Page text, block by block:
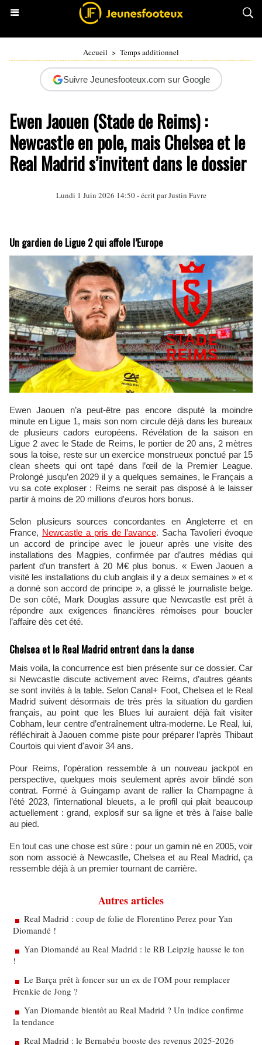
Accueil > Temps additionnel
Suivre Jeunesfooteux.com sur Google
Ewen Jaouen (Stade de Reims) :
Newcastle en pole, mais Chelsea et le
Real Madrid s’invitent dans le dossier
Lundi 1 Juin 2026 14:50 - écrit parJustin Favre
Un gardien de Ligue 2 qui affole l’Europe
Ewen Jaouen n’a peut-être pas encore disputé la moindre
minute en Ligue 1, mais son nom circule déjà dans les bureaux
de plusieurs cadors européens. Révélation de la saison en
Ligue 2 avec le Stade de Reims, le portier de 20 ans, 2 mètres
sous la toise, reste sur un exercice monstrueux ponctué par 15
clean sheets qui ont tapé dans l’œil de la Premier League.
Prolongé jusqu’en 2029 il y a quelques semaines, le Français a
vu sa cote exploser : Reims ne serait pas disposé à le laisser
partir à moins de 20 millions d'euros hors bonus.
Selon plusieurs sources concordantes en Angleterre et en
France, Newcastle a pris de l’avance. Sacha Tavolieri évoque
un accord de principe avec le joueur après une visite des
installations des Magpies, confirmée par d’autres médias qui
parlent d’un transfert à 20 M€ plus bonus. « Ewen Jaouen a
visité les installations du club anglais il y a deux semaines » et «
a donné son accord de principe », a glissé le journaliste belge.
De son côté, Mark Douglas assure que Newcastle est prêt à
répondre aux exigences financières rémoises pour boucler
l’affaire dès cet été.
Chelsea et le Real Madrid entrent dans la danse
Mais voila, la concurrence est bien présente sur ce dossier. Car
si Newcastle discute activement avec Reims, d’autres géants
se sont invités à la table. Selon Canal+ Foot, Chelsea et le Real
Madrid suivent désormais de très près la situation du gardien
français, au point que les Blues lui auraient déjà fait visiter
Cobham, leur centre d’entraînement ultra‑moderne. Le Real, lui,
réfléchirait à Jaouen comme piste pour préparer l’après Thibaut
Courtois qui vient d'avoir 34 ans.
Pour Reims, l’opération ressemble à un nouveau jackpot en
perspective, quelques mois seulement après avoir blindé son
contrat. Formé à Guingamp avant de rallier la Champagne à
l’été 2023, l’international bleuets, a le profil qui plait beaucoup
actuellement : grand, explosif sur sa ligne et très à l’aise balle
au pied.
En tout cas une chose est sûre : pour un gamin né en 2005, voir
son nom associé à Newcastle, Chelsea et au Real Madrid, ça
ressemble déjà à un premier tournant de carrière.
Autres articles
Real Madrid : coup de folie de Florentino Perez pour Yan
Diomandé !
Yan Diomandé au Real Madrid : le RB Leipzig hausse le ton
!
Le Barça prêt à foncer sur un ex de l'OM pour remplacer
Frenkie de Jong ?
Yan Diomande bientôt au Real Madrid ? Un indice confirme
la tendance
Real Madrid : le Bernabéu booste des revenus 2025-2026